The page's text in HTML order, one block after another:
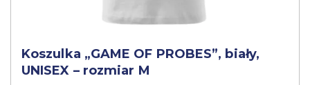
Koszulka „GAME OF PROBES”, biały,
UNISEX – rozmiar M